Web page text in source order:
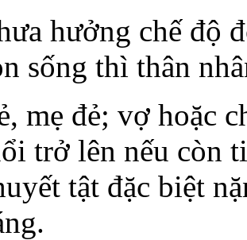
hưởng chế độ
sống thì thân
mẹ đẻ; vợ hoặc
trở lên nếu còn
tật đặc biệt